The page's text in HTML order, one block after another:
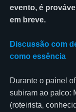
evento, é
em breve.
Discussão com
como essência
Durante o painel
subiram ao palco:
(roteirista,